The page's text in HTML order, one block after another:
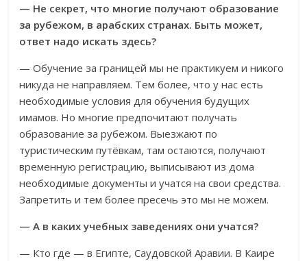
— Не секрет, что многие получают образование
за рубежом, в арабских странах. Быть может,
ответ надо искать здесь?
— Обучение за границей мы не практикуем и никого
никуда не направляем. Тем более, что у нас есть
необходимые условия для обучения будущих
имамов. Но многие предпочитают получать
образование за рубежом. Выезжают по
туристическим путёвкам, там остаются, получают
временную регистрацию, выписывают из дома
необходимые документы и учатся на свои средства.
Запретить и тем более пресечь это мы не можем.
— А в каких учебных заведениях они учатся?
— Кто где — в Египте, Саудовской Аравии. В Каире